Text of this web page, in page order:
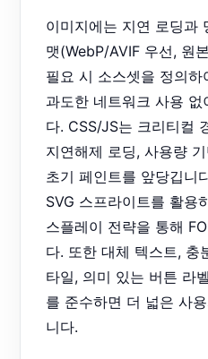
이미지에는 지연 로딩과
맷(WebP/AVIF 우선, 원
필요 시 소스셋을 정의
과도한 네트워크 사용
다. CSS/JS는 크리티컬
지연해제 로딩, 사용량
초기 페인트를 앞당깁니
SVG 스프라이트를 활용
스플레이 전략을 통해
다. 또한 대체 텍스트, 충
타일, 의미 있는 버튼 라
를 준수하면 더 넓은 사
니다.